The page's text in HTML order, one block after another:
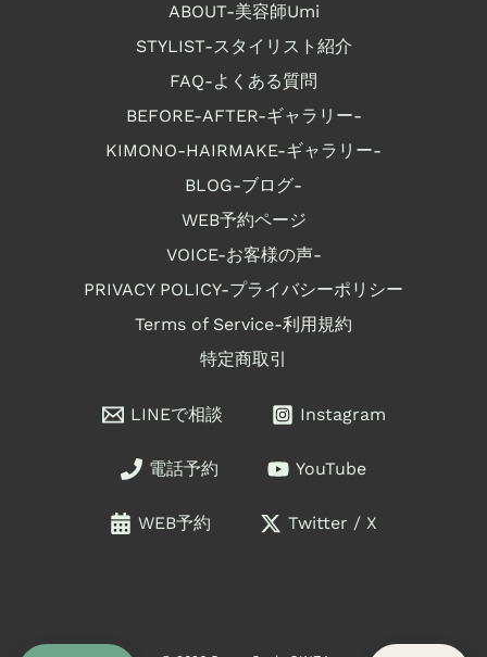
ABOUT-美容師Umi
STYLIST-スタイリスト紹介
FAQ-よくある質問
BEFORE-AFTER-ギャラリー-
KIMONO-HAIRMAKE-ギャラリー-
BLOG-ブログ-
WEB予約ページ
VOICE-お客様の声-
PRIVACY POLICY-プライバシーポリシー
Terms of Service-利用規約
特定商取引
LINEで相談 Instagram
電話予約 YouTube
WEB予約 Twitter / X